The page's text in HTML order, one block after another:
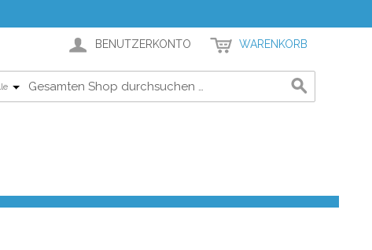
BENUTZERKONTO WARENKORB